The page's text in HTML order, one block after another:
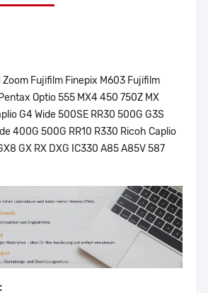
Zoom Fujifilm Finepix M603 Fujifilm
Optio 555 MX4 450 750Z MX
G4 Wide 500SE RR30 500G G3S
400G 500G RR10 R330 Ricoh Caplio
GX RX DXG IC330 A85 A85V 587